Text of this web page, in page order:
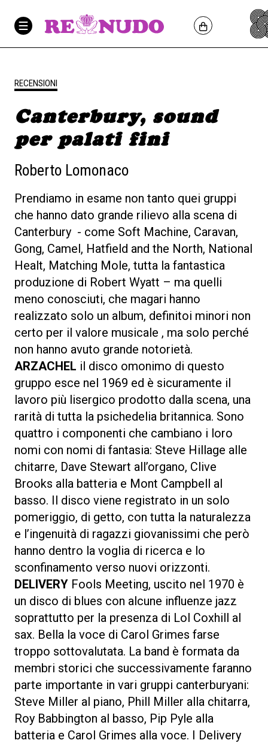
RECENSIONI
Canterbury, sound
per palati fini
Roberto Lomonaco
Prendiamo in esame non tanto quei gruppi
che hanno dato grande rilievo alla scena di
Canterbury - come Soft Machine, Caravan,
Gong, Camel, Hatfield and the North, National
Healt, Matching Mole, tutta la fantastica
produzione di Robert Wyatt – ma quelli
meno conosciuti, che magari hanno
realizzato solo un album, definitoi minori non
certo per il valore musicale , ma solo perché
non hanno avuto grande notorietà.
ARZACHEL il disco omonimo di questo
gruppo esce nel 1969 ed è sicuramente il
lavoro più lisergico prodotto dalla scena, una
rarità di tutta la psichedelia britannica. Sono
quattro i componenti che cambiano i loro
nomi con nomi di fantasia: Steve Hillage alle
chitarre, Dave Stewart all’organo, Clive
Brooks alla batteria e Mont Campbell al
basso. Il disco viene registrato in un solo
pomeriggio, di getto, con tutta la naturalezza
e l’ingenuità di ragazzi giovanissimi che però
hanno dentro la voglia di ricerca e lo
sconfinamento verso nuovi orizzonti.
DELIVERY Fools Meeting, uscito nel 1970 è
un disco di blues con alcune influenze jazz
soprattutto per la presenza di Lol Coxhill al
sax. Bella la voce di Carol Grimes farse
troppo sottovalutata. La band è formata da
membri storici che successivamente faranno
parte importante in vari gruppi canterburyani:
Steve Miller al piano, Phill Miller alla chitarra,
Roy Babbington al basso, Pip Pyle alla
batteria e Carol Grimes alla voce. I Delivery